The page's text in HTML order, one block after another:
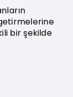
bir şekilde